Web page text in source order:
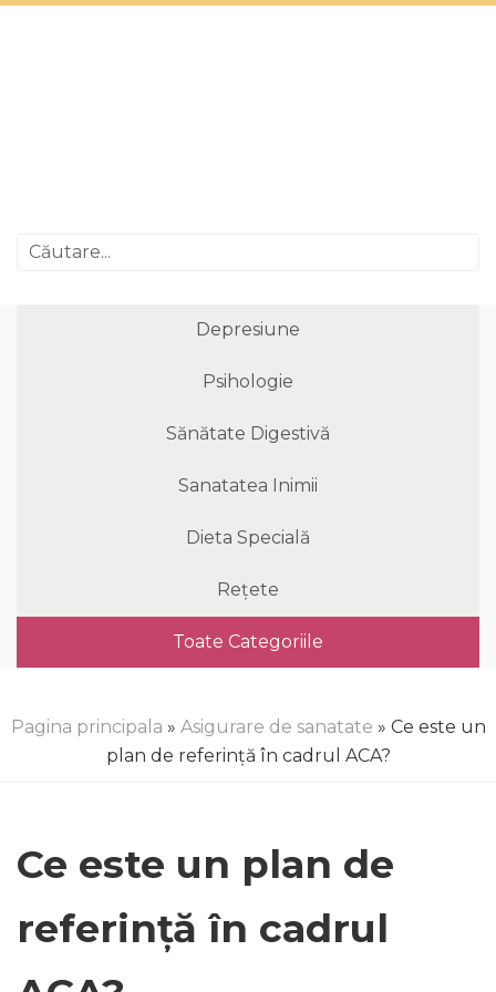
Depresiune
Psihologie
Sănătate Digestivă
Sanatatea Inimii
Dieta Specială
Rețete
Toate Categoriile
Pagina principala » Asigurare de sanatate » Ce este un
plan de referință în cadrul ACA?
Ce este un plan de
referință în cadrul